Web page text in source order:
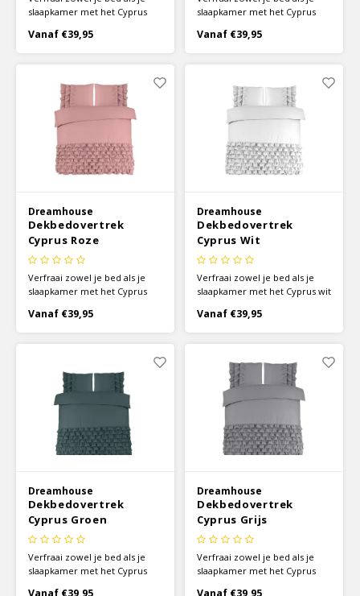
slaapkamer met het Cyprus
Dreamhouse. De onderkant
van het dekbedovertrek, en
een deel van de kussenslopen,
elegante en speelse sfeer
toevoegen.
Vanaf €39,95
slaapkamer met het Cyprus
Dreamhouse. De onderkant
van het dekbedovertrek, en
een deel van de kussenslopen,
elegante en speelse sfeer
toevoegen.
Vanaf €39,95
Dreamhouse
Dekbedovertrek
Cyprus Roze
Verfraai zowel je bed als je
slaapkamer met het Cyprus
Dreamhouse. De onderkant
van het dekbedovertrek, en
een deel van de kussenslopen,
elegante en speelse sfeer
toevoegen.
Vanaf €39,95
Dreamhouse
Dekbedovertrek
Cyprus Wit
Verfraai zowel je bed als je
slaapkamer met het Cyprus wit
Dreamhouse. De onderkant
van het dekbedovertrek, en
een deel van de kussenslopen,
zitten vol ruches die een
elegante en speelse sfeer
toevoegen.
Vanaf €39,95
Dreamhouse
Dekbedovertrek
Cyprus Groen
Verfraai zowel je bed als je
slaapkamer met het Cyprus
Vanaf €39,95
Dreamhouse
Dekbedovertrek
Cyprus Grijs
Verfraai zowel je bed als je
slaapkamer met het Cyprus
Vanaf €39,95